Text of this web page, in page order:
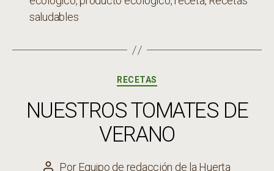
saludables
Categorías
RECETAS
NUESTROS TOMATES DE
VERANO
PorEquipo de redacción de la Huerta